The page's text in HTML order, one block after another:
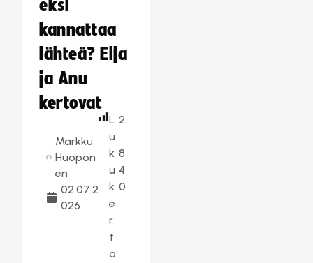
eksi
kannattaa
lähteä? Eija
ja Anu
kertovat
Markku
Huopon
en
02.07.2
026
L
u
k
u
k
e
r
t
o
2
8
4
0